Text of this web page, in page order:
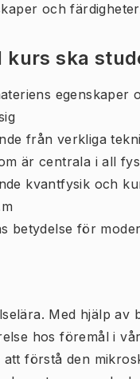
och
ska
egenskaper
från verkliga
är centrala i all
kvantfysik och
betydelse för
Med hjälp av
hos föremål i
förstå den